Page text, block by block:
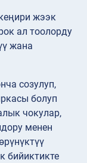
жээк
ал тоолорду
жана
созулуп,
болуп
чокулар,
менен
бийиктикте